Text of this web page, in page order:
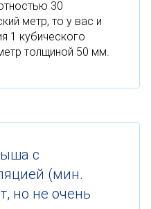
30
метр, то у вас и
1 кубического
толщиной 50 мм.
с
(мин.
но не очень